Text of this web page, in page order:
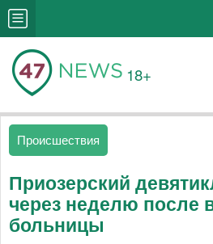
18+
Происшествия
Приозерский
через неделю после
больницы